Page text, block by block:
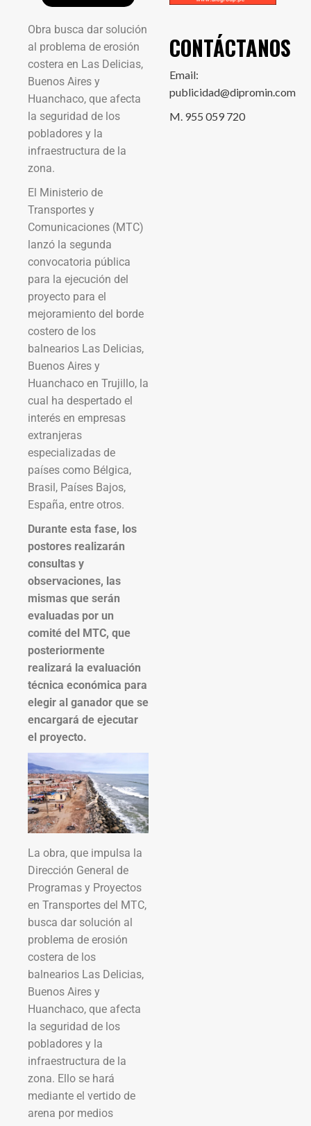
Obra busca dar solución
al problema de erosión
costera en Las Delicias,
Buenos Aires y
Huanchaco, que afecta
la seguridad de los
pobladores y la
infraestructura de la
zona.
El Ministerio de
Transportes y
Comunicaciones (MTC)
lanzó la segunda
convocatoria pública
para la ejecución del
proyecto para el
mejoramiento del borde
costero de los
balnearios Las Delicias,
Buenos Aires y
Huanchaco en Trujillo, la
cual ha despertado el
interés en empresas
extranjeras
especializadas de
países como Bélgica,
Brasil, Países Bajos,
España, entre otros.
Durante esta fase, los
postores realizarán
consultas y
observaciones, las
mismas que serán
evaluadas por un
comité del MTC, que
posteriormente
realizará la evaluación
técnica económica para
elegir al ganador que se
encargará de ejecutar
el proyecto.
La obra, que impulsa la
Dirección General de
Programas y Proyectos
en Transportes del MTC,
busca dar solución al
problema de erosión
costera de los
balnearios Las Delicias,
Buenos Aires y
Huanchaco, que afecta
la seguridad de los
pobladores y la
infraestructura de la
zona. Ello se hará
mediante el vertido de
arena por medios
CONTÁCTANOS
Email:
publicidad@dipromin.com
M. 955 059 720